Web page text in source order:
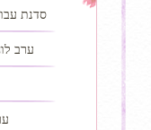
סדנת
ערב